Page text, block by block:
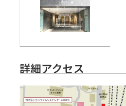
詳細アクセス